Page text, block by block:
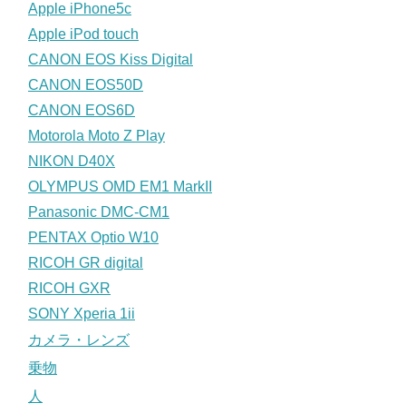
Apple iPhone5c
Apple iPod touch
CANON EOS Kiss Digital
CANON EOS50D
CANON EOS6D
Motorola Moto Z Play
NIKON D40X
OLYMPUS OMD EM1 MarkII
Panasonic DMC-CM1
PENTAX Optio W10
RICOH GR digital
RICOH GXR
SONY Xperia 1ii
カメラ・レンズ
乗物
人